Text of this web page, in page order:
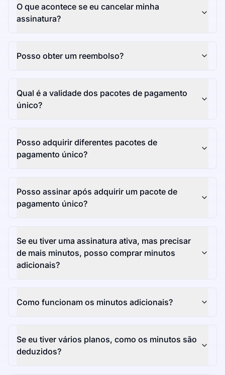
O que acontece se eu cancelar minha
assinatura?
Posso obter um reembolso?
Qual é a validade dos pacotes de pagamento
único?
Posso adquirir diferentes pacotes de
pagamento único?
Posso assinar após adquirir um pacote de
pagamento único?
Se eu tiver uma assinatura ativa, mas precisar
de mais minutos, posso comprar minutos
adicionais?
Como funcionam os minutos adicionais?
Se eu tiver vários planos, como os minutos são
deduzidos?